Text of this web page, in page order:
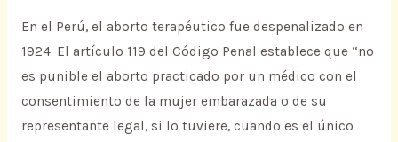
En el Perú, el aborto terapéutico fue despenalizado en
1924. El artículo 119 del Código Penal establece que “no
es punible el aborto practicado por un médico con el
consentimiento de la mujer embarazada o de su
representante legal, si lo tuviere, cuando es el único